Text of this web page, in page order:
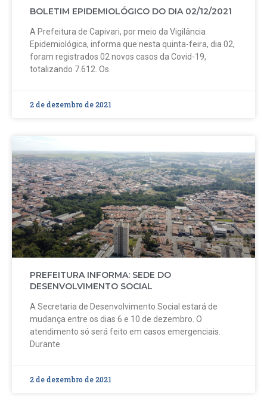
BOLETIM EPIDEMIOLÓGICO DO DIA 02/12/2021
A Prefeitura de Capivari, por meio da Vigilância
Epidemiológica, informa que nesta quinta-feira, dia 02,
foram registrados 02 novos casos da Covid-19,
totalizando 7.612. Os
2 de dezembro de 2021
PREFEITURA INFORMA: SEDE DO
DESENVOLVIMENTO SOCIAL
A Secretaria de Desenvolvimento Social estará de
mudança entre os dias 6 e 10 de dezembro. O
atendimento só será feito em casos emergenciais.
Durante
2 de dezembro de 2021